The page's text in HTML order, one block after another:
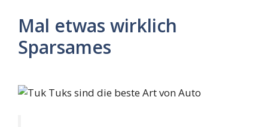
Mal etwas wirklich
Sparsames